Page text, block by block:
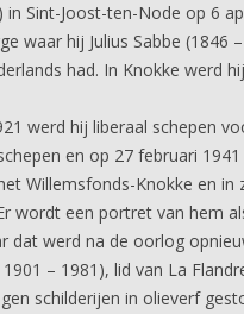
in Sint-Joost-ten-Node op 6
waar hij Julius Sabbe (1846
had. In Knokke werd
werd hij liberaal schepen
en op 27 februari
Willemsfonds-Knokke en
wordt een portret van hem
dat werd na de oorlog
– 1981), lid van La
schilderijen in olieverf